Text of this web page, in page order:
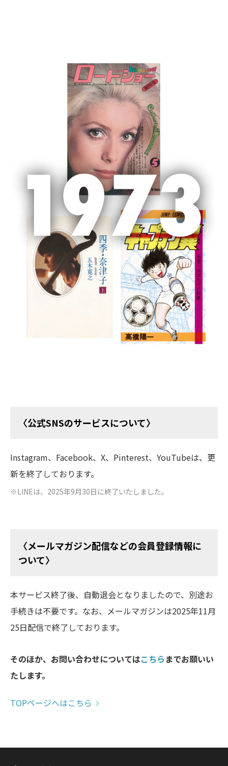
「OurAge」サイト終了のお知らせ
2014年3月にスタートした「OurAge」は、2025年12月7
日を最終更新日とし、2026年5月29日15時に全サービス
を終了いたしました。
「OurAge」の記事の一部は、集英社の50代女性向けの
」に移管されております。
〈公式SNSのサービスについて〉
Instagram、Facebook、X、Pinterest、YouTubeは、更
新を終了しております。
※LINEは、2025年9月30日に終了いたしました。
〈メールマガジン配信などの会員登録情報に
ついて〉
本サービス終了後、自動退会となりましたので、別途お
手続きは不要です。なお、メールマガジンは2025年11月
25日配信で終了しております。
そのほか、お問い合わせについてはこちら までお願いい
たします。
TOPページへはこちら